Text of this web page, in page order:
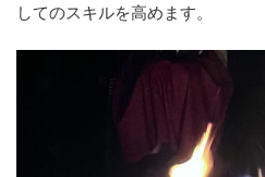
してのスキルを高めます。